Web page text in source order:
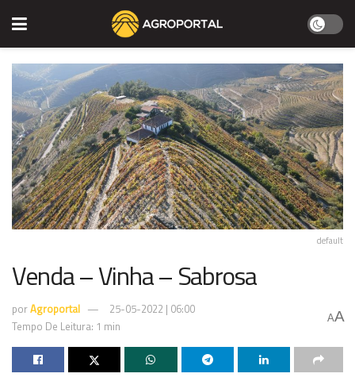
default
Venda – Vinha – Sabrosa
porAgroportal
25-05-2022 | 06:00
Tempo De Leitura: 1 min
AA